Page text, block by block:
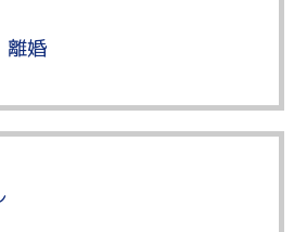
離婚